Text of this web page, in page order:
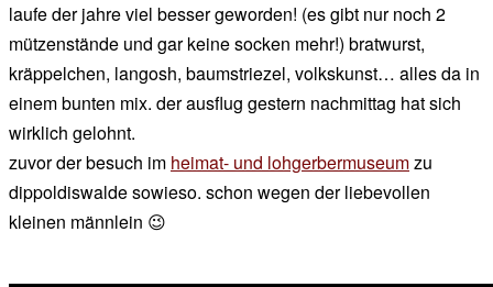
laufe der jahre viel besser geworden! (es gibt nur noch 2
mützenstände und gar keine socken mehr!) bratwurst,
kräppelchen, langosh, baumstriezel, volkskunst… alles da in
einem bunten mix. der ausflug gestern nachmittag hat sich
wirklich gelohnt.
zuvor der besuch im heimat- und lohgerbermuseumzu
dippoldiswalde sowieso. schon wegen der liebevollen
kleinen männlein 😉